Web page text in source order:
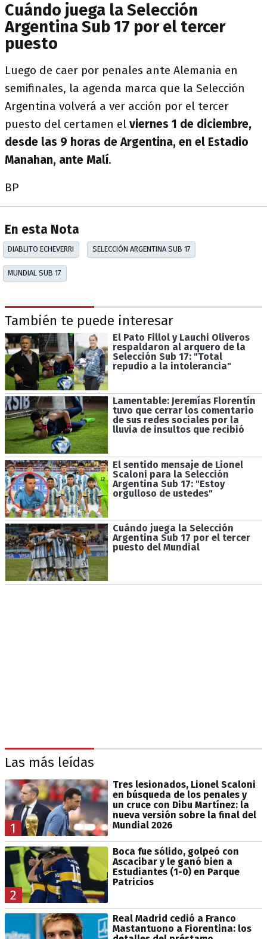
Cuándo juega la Selección
Argentina Sub 17 por el tercer
puesto
Luego de caer por penales ante Alemania en
semifinales, la agenda marca que la Selección
Argentina volverá a ver acción por el tercer
puesto del certamen el viernes 1 de diciembre,
desde las 9 horas de Argentina, en el Estadio
Manahan, ante Malí.
BP
En esta Nota
DIABLITO ECHEVERRI SELECCIÓN ARGENTINA SUB 17
MUNDIAL SUB 17
También te puede interesar
El Pato Fillol y Lauchi Oliveros
respaldaron al arquero de la
Selección Sub 17: "Total
repudio a la intolerancia"
Lamentable: Jeremías Florentín
tuvo que cerrar los comentario
de sus redes sociales por la
lluvia de insultos que recibió
El sentido mensaje de Lionel
Scaloni para la Selección
Argentina Sub 17: "Estoy
orgulloso de ustedes"
Cuándo juega la Selección
Argentina Sub 17 por el tercer
puesto del Mundial
Las más leídas
1
Tres lesionados, Lionel Scaloni
en búsqueda de los penales y
un cruce con Dibu Martínez: la
nueva versión sobre la final del
Mundial 2026
2
Boca fue sólido, golpeó con
Ascacibar y le ganó bien a
Estudiantes (1-0) en Parque
Patricios
Real Madrid cedió a Franco
Mastantuono a Fiorentina: los